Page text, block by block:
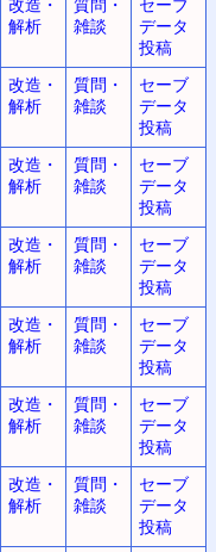
改造・
解析
質問・
雑談
セーブ
データ
投稿
改造・
解析
質問・
雑談
セーブ
データ
投稿
改造・
解析
質問・
雑談
セーブ
データ
投稿
改造・
解析
質問・
雑談
セーブ
データ
投稿
改造・
解析
質問・
雑談
セーブ
データ
投稿
改造・
解析
質問・
雑談
セーブ
データ
投稿
改造・
解析
質問・
雑談
セーブ
データ
投稿